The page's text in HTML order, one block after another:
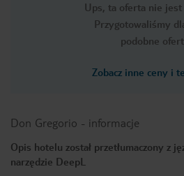
Ups, ta oferta nie jest
Przygotowaliśmy
podobne
Zobacz inne ceny i
Don Gregorio - informacje
Opis hotelu został przetłumaczony z
narzędzie DeepL